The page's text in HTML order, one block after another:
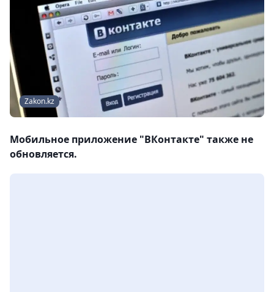
Zakon.kz
Мобильное приложение "ВКонтакте" также не
обновляется.